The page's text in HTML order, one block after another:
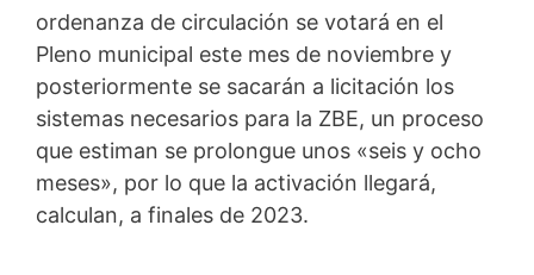
ordenanza de circulación se votará en el
Pleno municipal este mes de noviembre y
posteriormente se sacarán a licitación los
sistemas necesarios para la ZBE, un proceso
que estiman se prolongue unos «seis y ocho
meses», por lo que la activación llegará,
calculan, a finales de 2023.